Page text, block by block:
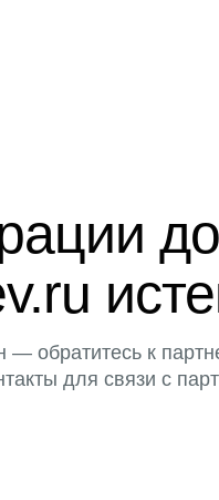
— обратитесь к
для связи с